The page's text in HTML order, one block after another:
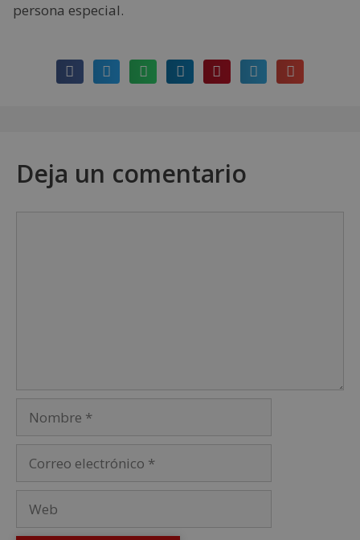
persona especial.
Deja un comentario